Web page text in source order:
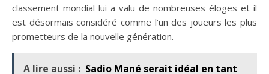
classement mondial lui a valu de nombreuses éloges et il
est désormais considéré comme l’un des joueurs les plus
prometteurs de la nouvelle génération.
A lire aussi : Sadio Mané serait idéal en tant